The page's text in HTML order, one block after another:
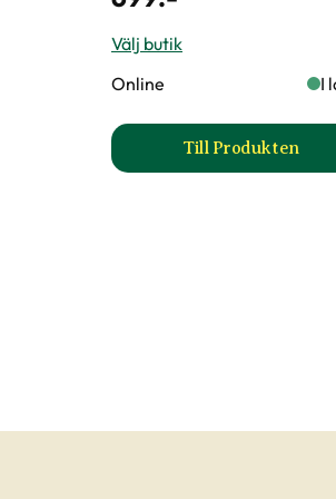
Välj butik
Online
I
Till Produkten
till Alpvide